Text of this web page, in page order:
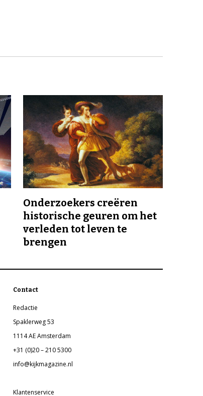
Onderzoekers creëren
historische geuren om het
verleden tot leven te
brengen
Contact
Redactie
Spaklerweg 53
1114 AE Amsterdam
+31 (0)20 – 210 5300
info@kijkmagazine.nl
Klantenservice